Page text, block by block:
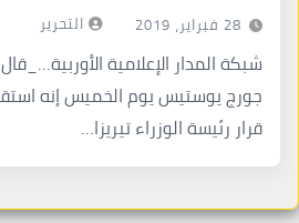
28 فبراير، 2019 التحرير
شبكة المدار الإعلامية
جورج يوستيس يوم الخميس إنه
قرار رئيسة الوزراء تيريزا…